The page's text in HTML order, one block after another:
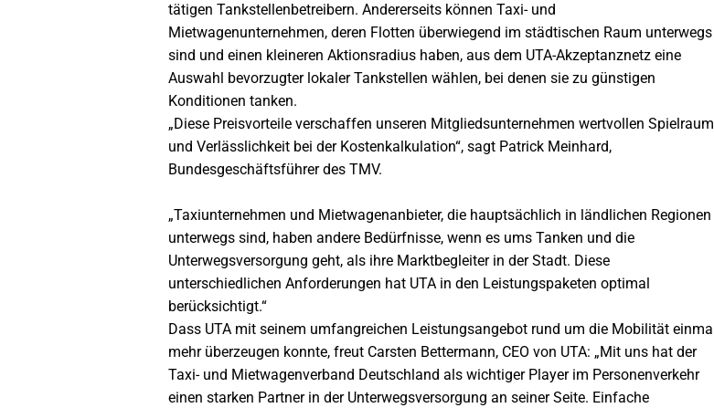
tätigen Tankstellenbetreibern. Andererseits können Taxi- und
Mietwagenunternehmen, deren Flotten überwiegend im städtischen Raum unterwegs
sind und einen kleineren Aktionsradius haben, aus dem UTA-Akzeptanznetz eine
Auswahl bevorzugter lokaler Tankstellen wählen, bei denen sie zu günstigen
Konditionen tanken.
„Diese Preisvorteile verschaffen unseren Mitgliedsunternehmen wertvollen Spielraum
und Verlässlichkeit bei der Kostenkalkulation“, sagt Patrick Meinhard,
Bundesgeschäftsführer des TMV.
„Taxiunternehmen und Mietwagenanbieter, die hauptsächlich in ländlichen Regionen
unterwegs sind, haben andere Bedürfnisse, wenn es ums Tanken und die
Unterwegsversorgung geht, als ihre Marktbegleiter in der Stadt. Diese
unterschiedlichen Anforderungen hat UTA in den Leistungspaketen optimal
berücksichtigt.“
Dass UTA mit seinem umfangreichen Leistungsangebot rund um die Mobilität einmal
mehr überzeugen konnte, freut Carsten Bettermann, CEO von UTA: „Mit uns hat der
Taxi- und Mietwagenverband Deutschland als wichtiger Player im Personenverkehr
einen starken Partner in der Unterwegsversorgung an seiner Seite. Einfache